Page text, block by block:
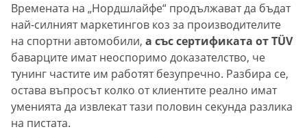
Времената на „Нордшлайфе“ продължават да бъдат
най-силният маркетингов коз за производителите
на спортни автомобили, а със сертификата от TÜV
баварците имат неоспоримо доказателство, че
тунинг частите им работят безупречно. Разбира се,
остава въпросът колко от клиентите реално имат
уменията да извлекат тази половин секунда разлика
на пистата.